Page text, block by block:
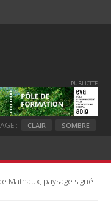
PUBLICITE
: CLAIR SOMBRE
Mathaux, paysage signé